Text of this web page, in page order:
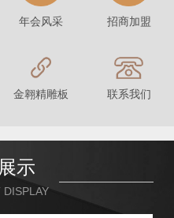
年会风采 招商加盟
金翱精雕板 联系我们
示
DISPLAY